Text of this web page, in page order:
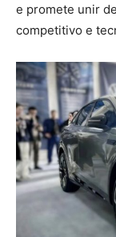
e promete unir
competitivo e